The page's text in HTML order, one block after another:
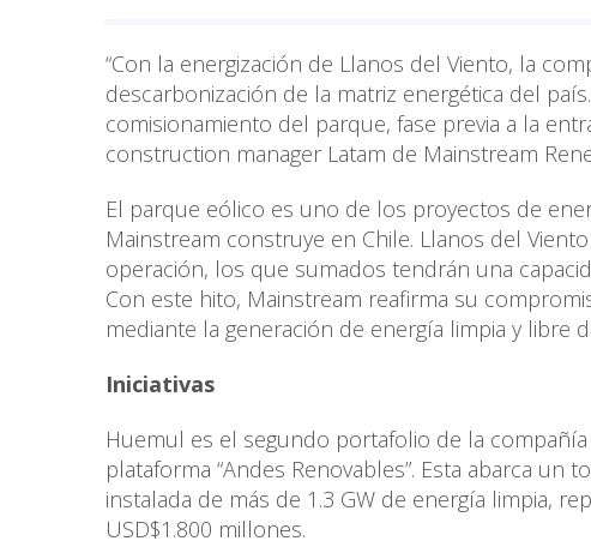
“Con la energización de Llanos del Viento, la
descarbonización de la matriz energética del
comisionamiento del parque, fase previa a la
construction manager Latam de Mainstream
El parque eólico es uno de los proyectos de
Mainstream construye en Chile. Llanos del
operación, los que sumados tendrán una
Con este hito, Mainstream reafirma su
mediante la generación de energía limpia y libre
Iniciativas
Huemul es el segundo portafolio de la
plataforma “Andes Renovables”. Esta abarca
instalada de más de 1.3 GW de energía limpia,
USD$1.800 millones.